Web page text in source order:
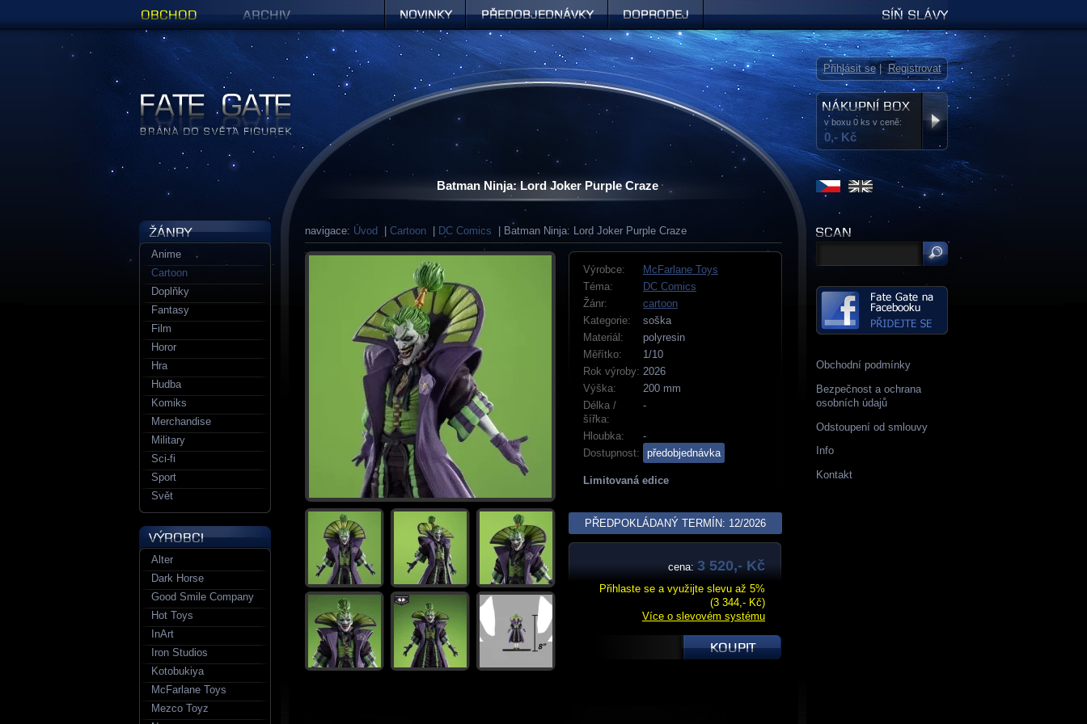
Batman Ninja: Lord Joker Purple Craze
navigace: Úvod Cartoon DC Comics | Batman Ninja: Lord Joker Purple Craze
Výrobce:
McFarlane Toys
Téma:
DC Comics
Žánr:
cartoon
Kategorie:
soška
Materiál:
polyresin
Měřítko:
1/10
Rok výroby: 2026
Výška:
200 mm
Délka /
šířka:
-
Hloubka:
-
Dostupnost:
předobjednávka
Limitovaná edice
PŘEDPOKLÁDANÝ TERMÍN: 12/2026
cena: 3 520,- Kč
Přihlaste se a využijte slevu až 5%
(3 344,- Kč)
Více o slevovém systému
Obchodní podmínky
Bezpečnost a ochrana
osobních údajů
Odstoupení od smlouvy
Info
Kontakt
Anime
Cartoon
Doplňky
Fantasy
Film
Horor
Hra
Hudba
Komiks
Merchandise
Military
Sci-fi
Sport
Svět
Alter
Dark Horse
Good Smile Company
Hot Toys
InArt
Iron Studios
Kotobukiya
McFarlane Toys
Mezco Toyz
Figurky a sošky | Fate Gate
v boxu 0 ks v ceně:
0,- Kč
Přihlásit se|Registrovat
Předobjednávky Síň slávy